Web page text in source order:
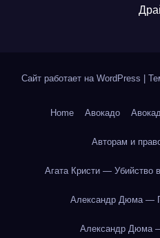
Сайт работает на WordPress
Home Авокадо
Авторам и
Агата Кристи — Убийство
Александр Дюма —
Александр Дюма